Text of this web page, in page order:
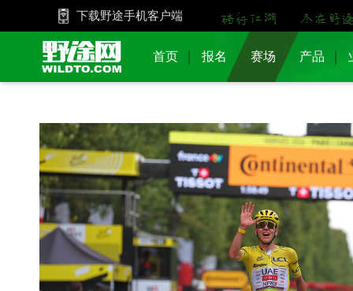
下载野途手机客户端
首页 报名 赛场 产品